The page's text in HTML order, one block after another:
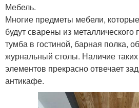
Мебель.
Многие предметы мебели, которые
будут сварены из
тумба в гостиной, барная полка,
журнальный столы. Наличие
элементов прекрасно отвечает
антикафе.